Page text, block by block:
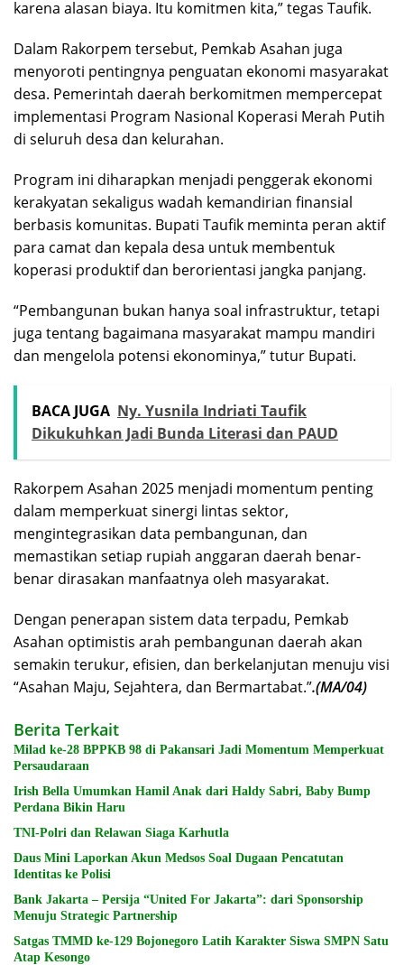
karena alasan biaya. Itu komitmen kita,” tegas Taufik.
Dalam Rakorpem tersebut, Pemkab Asahan juga
menyoroti pentingnya penguatan ekonomi masyarakat
desa. Pemerintah daerah berkomitmen mempercepat
implementasi Program Nasional Koperasi Merah Putih
di seluruh desa dan kelurahan.
Program ini diharapkan menjadi penggerak ekonomi
kerakyatan sekaligus wadah kemandirian finansial
berbasis komunitas. Bupati Taufik meminta peran aktif
para camat dan kepala desa untuk membentuk
koperasi produktif dan berorientasi jangka panjang.
“Pembangunan bukan hanya soal infrastruktur, tetapi
juga tentang bagaimana masyarakat mampu mandiri
dan mengelola potensi ekonominya,” tutur Bupati.
BACA JUGA Ny. Yusnila Indriati Taufik
Dikukuhkan Jadi Bunda Literasi dan PAUD
Rakorpem Asahan 2025 menjadi momentum penting
dalam memperkuat sinergi lintas sektor,
mengintegrasikan data pembangunan, dan
memastikan setiap rupiah anggaran daerah benar-
benar dirasakan manfaatnya oleh masyarakat.
Dengan penerapan sistem data terpadu, Pemkab
Asahan optimistis arah pembangunan daerah akan
semakin terukur, efisien, dan berkelanjutan menuju visi
“Asahan Maju, Sejahtera, dan Bermartabat.”.(MA/04)
Berita Terkait
Milad ke-28 BPPKB 98 di Pakansari Jadi Momentum Memperkuat
Persaudaraan
Irish Bella Umumkan Hamil Anak dari Haldy Sabri, Baby Bump
Perdana Bikin Haru
TNI-Polri dan Relawan Siaga Karhutla
Daus Mini Laporkan Akun Medsos Soal Dugaan Pencatutan
Identitas ke Polisi
Bank Jakarta – Persija “United For Jakarta”: dari Sponsorship
Menuju Strategic Partnership
Satgas TMMD ke-129 Bojonegoro Latih Karakter Siswa SMPN Satu
Atap Kesongo